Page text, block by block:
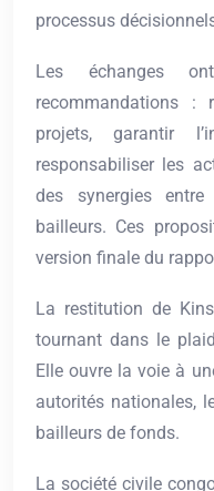
processus
Les échanges
recommandations :
projets, garantir
responsabiliser les
des synergies
bailleurs. Ces
version finale du
La restitution de
tournant dans le
Elle ouvre la voie à
autorités nationales,
bailleurs de fonds.
La société civile